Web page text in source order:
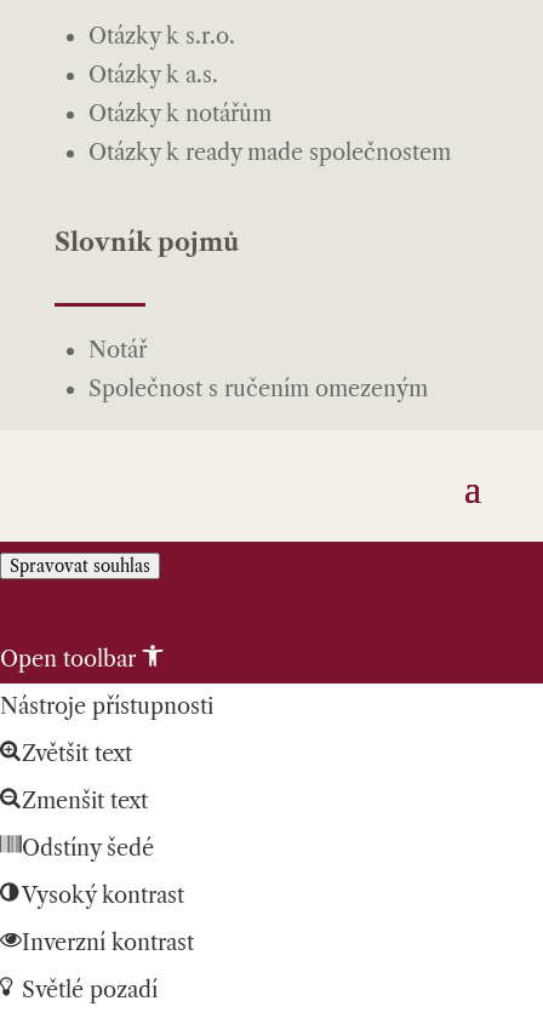
Otázky k s.r.o.
Otázky k a.s.
Otázky k notářům
Otázky k ready made společnostem
Slovník pojmů
Notář
Společnost s ručením omezeným
Spravovat souhlas
Open toolbar
Nástroje přístupnosti
Zvětšit text
Zmenšit text
Odstíny šedé
Vysoký kontrast
Inverzní kontrast
Světlé pozadí